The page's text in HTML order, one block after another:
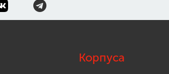
Корпуса